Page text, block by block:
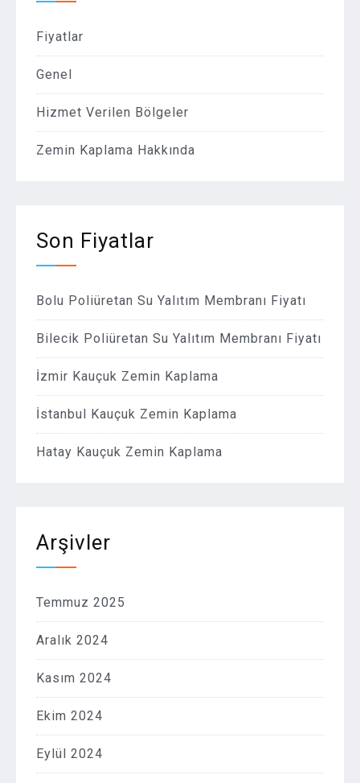
Fiyatlar
Genel
Hizmet Verilen Bölgeler
Zemin Kaplama Hakkında
Son Fiyatlar
Bolu Poliüretan Su Yalıtım Membranı Fiyatı
Bilecik Poliüretan Su Yalıtım Membranı Fiyatı
İzmir Kauçuk Zemin Kaplama
İstanbul Kauçuk Zemin Kaplama
Hatay Kauçuk Zemin Kaplama
Arşivler
Temmuz 2025
Aralık 2024
Kasım 2024
Ekim 2024
Eylül 2024